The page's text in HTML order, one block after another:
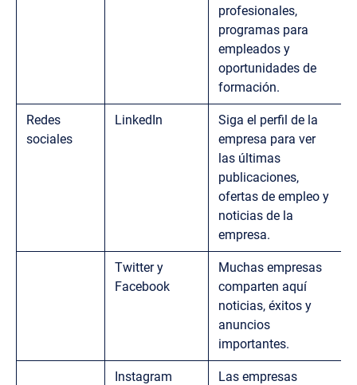
profesionales,
programas para
empleados y
oportunidades de
formación.
Redes
sociales
LinkedIn
Siga el perfil de la
empresa para ver
las últimas
publicaciones,
ofertas de empleo y
noticias de la
empresa.
Twitter y
Facebook
Muchas empresas
comparten aquí
noticias, éxitos y
anuncios
importantes.
Instagram
Las empresas